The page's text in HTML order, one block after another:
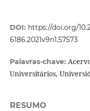
DOI: https://doi.org/
6186.2021v9n1.57573
Palavras-chave:
Universitários,
RESUMO